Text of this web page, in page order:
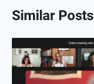
Similar Posts